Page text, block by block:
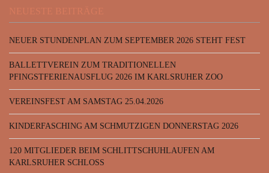
NEUESTE BEITRÄGE
NEUER STUNDENPLAN ZUM SEPTEMBER 2026 STEHT FEST
BALLETTVEREIN ZUM TRADITIONELLEN
PFINGSTFERIENAUSFLUG 2026 IM KARLSRUHER ZOO
VEREINSFEST AM SAMSTAG 25.04.2026
KINDERFASCHING AM SCHMUTZIGEN DONNERSTAG 2026
120 MITGLIEDER BEIM SCHLITTSCHUHLAUFEN AM
KARLSRUHER SCHLOSS